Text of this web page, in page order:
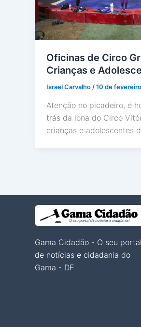
Oficinas de Circo
Crianças e
Israel Carvalho/10 de
Atenção no picadeiro, é
trás da lona do Circo
crianças e adolescentes
Gama Cidadão - O seu portal
de notícias e cidadania do
Gama - DF